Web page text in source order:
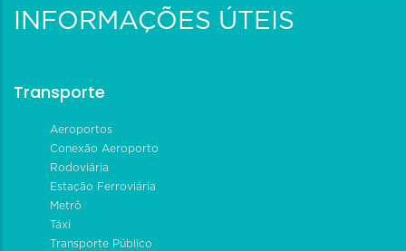
INFORMAÇÕES ÚTEIS
Transporte
Aeroportos
Conexão Aeroporto
Rodoviária
Estação Ferroviária
Metrô
Táxi
Transporte Público